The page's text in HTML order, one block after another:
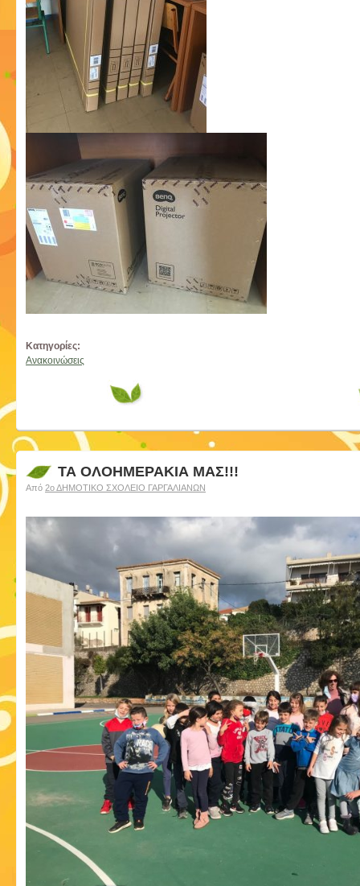
Κατηγορίες:
Ανακοινώσεις
ΤΑ ΟΛΟΗΜΕΡΑΚΙΑ ΜΑΣ!!!
Από 2ο ΔΗΜΟΤΙΚΟ ΣΧΟΛΕΙΟ ΓΑΡΓΑΛΙΑΝΩΝ